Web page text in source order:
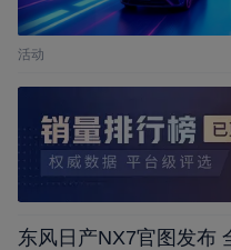
活动
东风日产NX7官图发布